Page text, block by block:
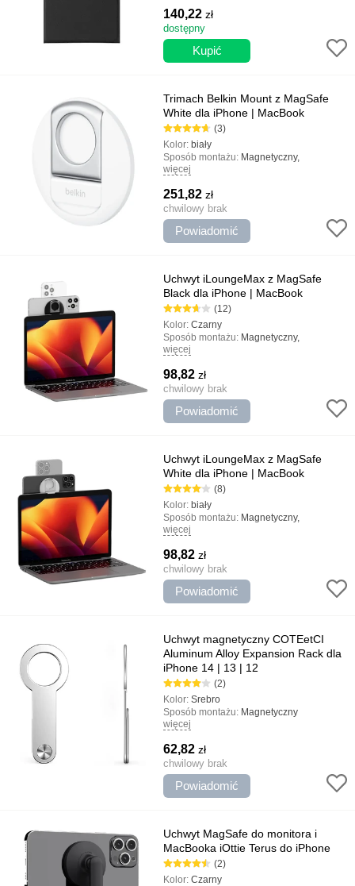
Materiał jakościowy, Wygodny stojak
140,22zł
dostępny
Trimach Belkin Mount z MagSafe
White dla iPhone | MacBook
(3)
Kolor: biały
Sposób montażu: Magnetyczny,
uniwersalny
Do MacBook
Najważniejsze cechy:
Połączenie magnetyczne MagSafe,
Minimalistyczny design
więcej
251,82zł
chwilowy brak
Powiadomić
Uchwyt iLoungeMax z MagSafe
Black dla iPhone | MacBook
(12)
Kolor:Czarny
Sposób montażu: Magnetyczny,
uniwersalny
Do MacBook
Najważniejsze cechy:
Połączenie magnetyczne MagSafe,
Minimalistyczny design
więcej
98,82zł
chwilowy brak
Powiadomić
Uchwyt iLoungeMax z MagSafe
White dla iPhone | MacBook
(8)
Kolor: biały
Sposób montażu: Magnetyczny,
uniwersalny
Do MacBook
Najważniejsze cechy:
magnetyczne MagSafe, Minimalistyczny
design, Projekt jakości
więcej
98,82zł
chwilowy brak
Powiadomić
Uchwyt magnetyczny COTEetCI
Aluminum Alloy Expansion Rack dla
iPhone 14 | 13 | 12
(2)
Kolor:Srebro
Sposób montażu: Magnetyczny
Rodzaj uchwytu:
Magnetyczne mocowanie, Minimalistyczny
design
więcej
62,82zł
chwilowy brak
Powiadomić
Uchwyt MagSafe do monitora i
MacBooka iOttie Terus do iPhone
(2)
Kolor:Czarny